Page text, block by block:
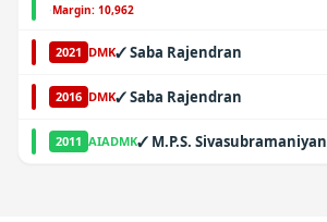
·Margin: 10,962
2021 DMK✓Saba Rajendran
2016 DMK✓Saba Rajendran
2011 AIADMK✓ M.P.S. Sivasubramaniyan